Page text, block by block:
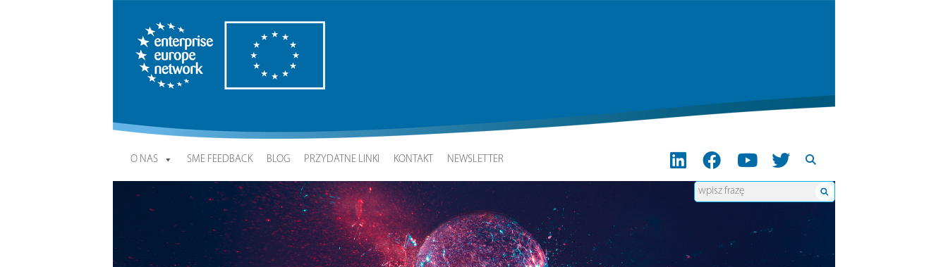
Enterprise Europe Network
O NAS SME FEEDBACK BLOG PRZYDATNE LINKI KONTAKT NEWSLETTER